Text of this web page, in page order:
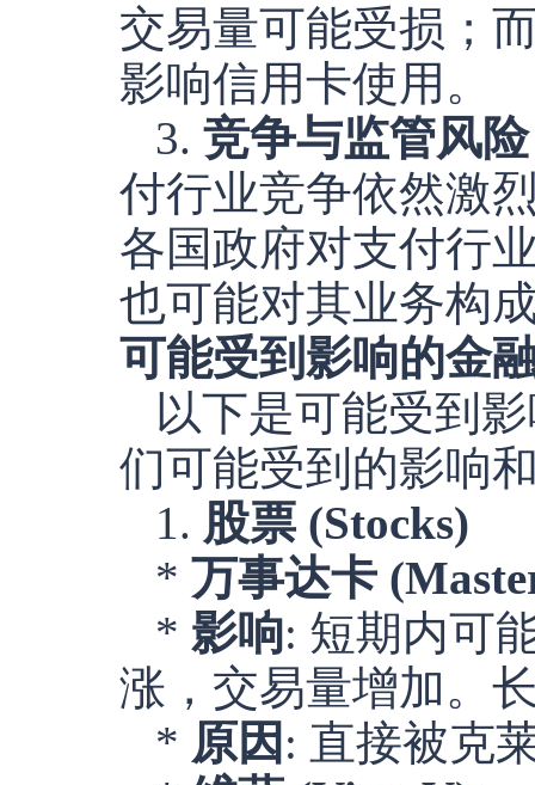
交易量可能受损；
影响信用卡使用。
3. 竞争与监管风险
付行业竞争依然激
各国政府对支付行
也可能对其业务构
可能受到影响的金
以下是可能受到
们可能受到的影响
1. 股票 (Stocks)
* 万事达卡
* 影响: 短期内可
涨，交易量增加。
* 原因 : 直接被克